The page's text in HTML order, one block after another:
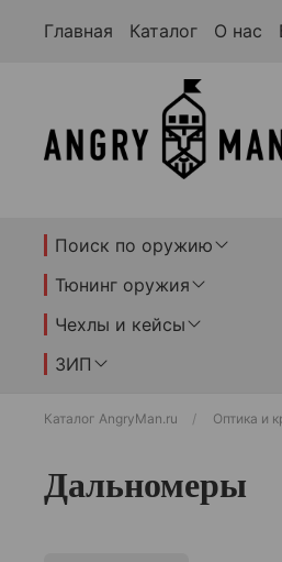
Главная Каталог О нас
Поиск по оружию
Тюнинг оружия
Чехлы и кейсы
ЗИП
Каталог AngryMan.ru Оптика и
Дальномеры